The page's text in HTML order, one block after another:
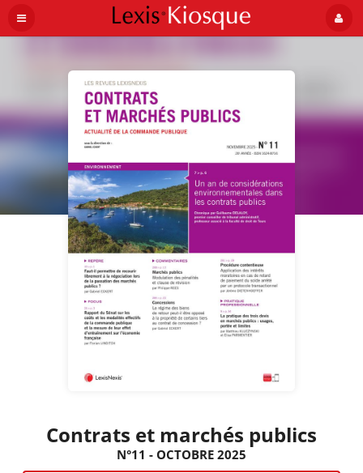
Contrats et marchés publics
N°11 - OCTOBRE 2025